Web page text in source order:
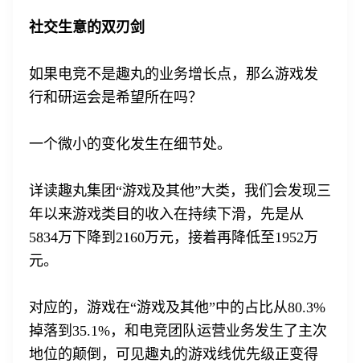
社交生意的双刃剑
如果电竞不是趣丸的业务增长点，那么游戏发
行和研运会是希望所在吗？
一个微小的变化发生在细节处。
详读趣丸集团“游戏及其他”大类，我们会发现三
年以来游戏类目的收入在持续下滑，先是从
5834万下降到2160万元，接着再降低至1952万
元。
对应的，游戏在“游戏及其他”中的占比从80.3%
掉落到35.1%，和电竞团队运营业务发生了主次
地位的颠倒，可见趣丸的游戏线优先级正变得